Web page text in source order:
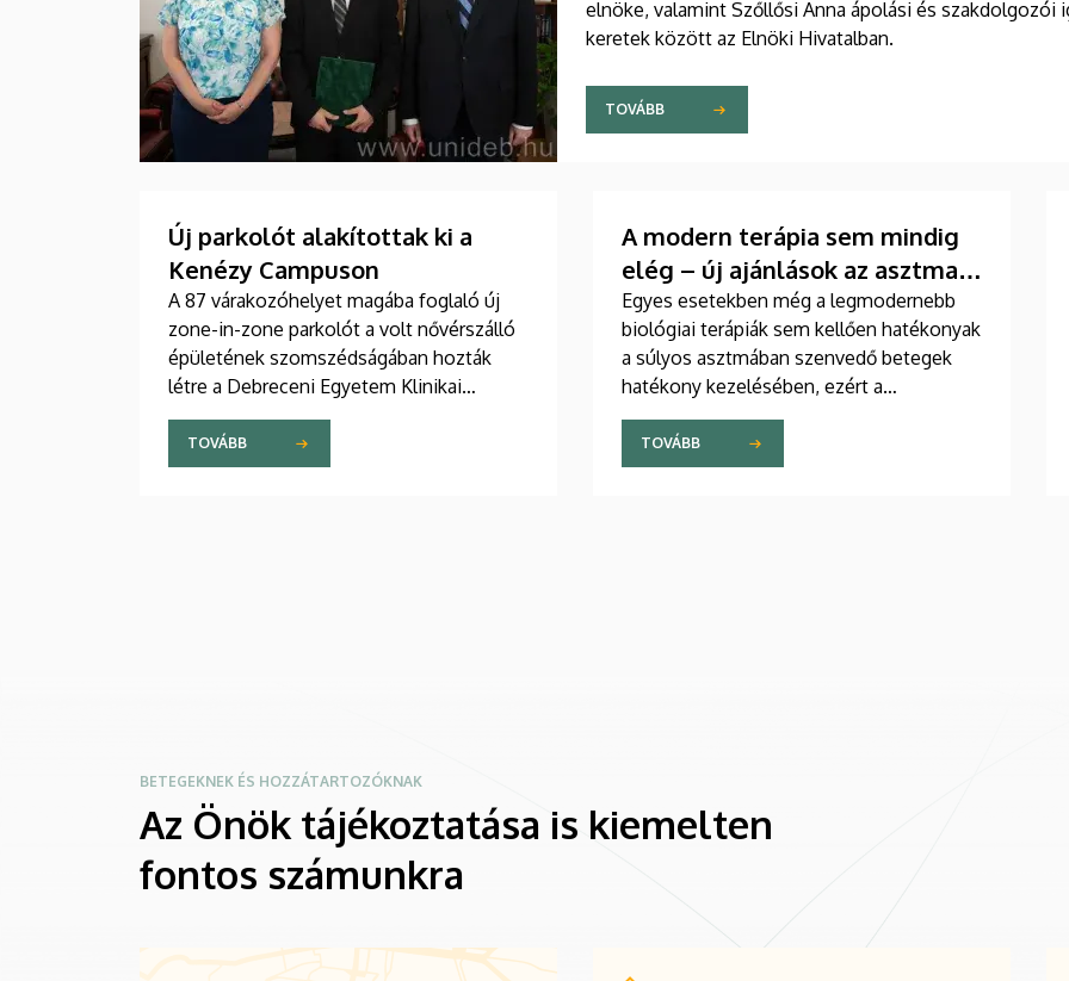
elnöke, valamint Szőllősi Anna ápolási és szakdolgozói
keretek között az Elnöki Hivatalban.
TOVÁBB
Új parkolót alakítottak ki a
Kenézy Campuson
A 87 várakozóhelyet magába foglaló új
zone-in-zone parkolót a volt nővérszálló
épületének szomszédságában hozták
létre a Debreceni Egyetem Klinikai
Központ Kenézy Gyula Campusán. Az új
területet várhatóan augusztusban nyitják
meg a járművek előtt.
TOVÁBB
A modern terápia sem mindig
elég – új ajánlások az asztma
kezelésében
Egyes esetekben még a legmodernebb
biológiai terápiák sem kellően hatékonyak
a súlyos asztmában szenvedő betegek
hatékony kezelésében, ezért a
szakemberek az új gyógyszerek
kifejlesztésére irányuló kutatások
felgyorsítását sürgetik. A témában a
TOVÁBB
BETEGEKNEK ÉS HOZZÁTARTOZÓKNAK
Az Önök tájékoztatása is kiemelten
fontos számunkra